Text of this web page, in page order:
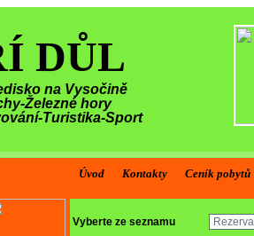
DŮL
na Vysočině
Železné hory
Turistika-Sport
Úvod Kontakty Ceník pobytů
Vyberte ze seznamu